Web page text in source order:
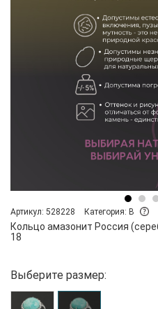
Артикул: 528228 Категория: B
Кольцо амазонит Россия
18
Выберите размер: